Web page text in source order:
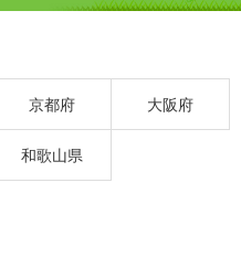
京都府 大阪府
和歌山県